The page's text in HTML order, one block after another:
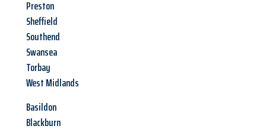
Preston
Sheffield
Southend
Swansea
Torbay
West Midlands
Basildon
Blackburn